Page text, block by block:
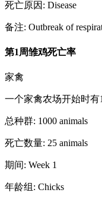
死亡原因 : Disease
备注: Outbreak of
第1周雏鸡死亡率
家禽
一个家禽农场开始时有
总种群: 1000 animals
死亡数量: 25 animals
期间: Week 1
年龄组 : Chicks